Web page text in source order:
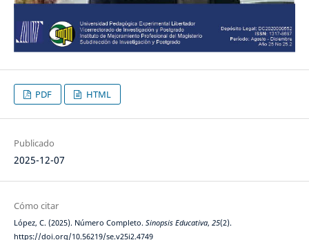
PDF HTML
Publicado
2025-12-07
Cómo citar
López, C. (2025). Número Completo. Sinopsis Educativa, 25(2).
https://doi.org/10.56219/se.v25i2.4749